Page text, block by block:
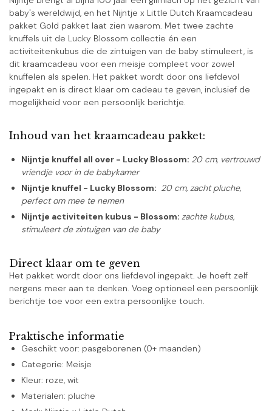
baby's wereldwijd, en het Nijntje x Little Dutch Kraamcadeau
pakket Gold pakket laat zien waarom. Met twee zachte
knuffels uit de Lucky Blossom collectie én een
activiteitenkubus die de zintuigen van de baby stimuleert, is
dit kraamcadeau voor een meisje compleet voor zowel
knuffelen als spelen. Het pakket wordt door ons liefdevol
ingepakt en is direct klaar om cadeau te geven, inclusief de
mogelijkheid voor een persoonlijk berichtje.
Inhoud van het kraamcadeau pakket:
Nijntje knuffel all over - Lucky Blossom: 20 cm, vertrouwd
vriendje voor in de babykamer
Nijntje knuffel - Lucky Blossom: 20 cm, zacht pluche,
perfect om mee te nemen
Nijntje activiteiten kubus - Blossom: zachte kubus,
stimuleert de zintuigen van de baby
Direct klaar om te geven
Het pakket wordt door ons liefdevol ingepakt. Je hoeft zelf
nergens meer aan te denken. Voeg optioneel een persoonlijk
berichtje toe voor een extra persoonlijke touch.
Praktische informatie
Geschikt voor: pasgeborenen (0+ maanden)
Categorie: Meisje
Kleur: roze, wit
Materialen: pluche